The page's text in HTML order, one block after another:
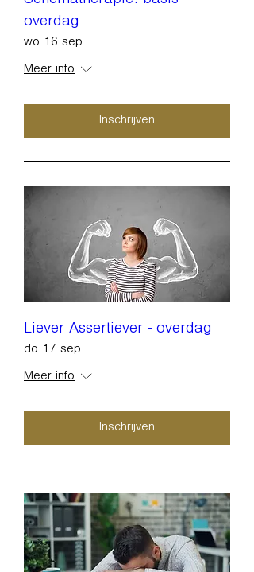
overdag
wo 16 sep
Meer info
Inschrijven
Liever Assertiever - overdag
do 17 sep
Meer info
Inschrijven